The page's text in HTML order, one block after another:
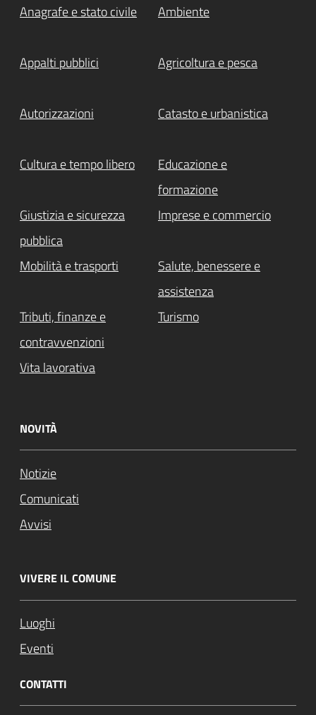
Anagrafe e stato civile Ambiente
Appalti pubblici Agricoltura e pesca
Autorizzazioni Catasto e urbanistica
Cultura e tempo libero
Educazione e
formazione
Giustizia e sicurezza
pubblica
Imprese e commercio
Mobilità e trasporti
Salute, benessere e
assistenza
Tributi, finanze e
contravvenzioni
Turismo
Vita lavorativa
NOVITÀ
Notizie
Comunicati
Avvisi
VIVERE IL COMUNE
Luoghi
Eventi
CONTATTI